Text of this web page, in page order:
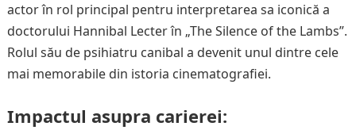
actor în rol principal pentru interpretarea sa iconică a
doctorului Hannibal Lecter în „The Silence of the Lambs”.
Rolul său de psihiatru canibal a devenit unul dintre cele
mai memorabile din istoria cinematografiei.
Impactul asupra carierei: